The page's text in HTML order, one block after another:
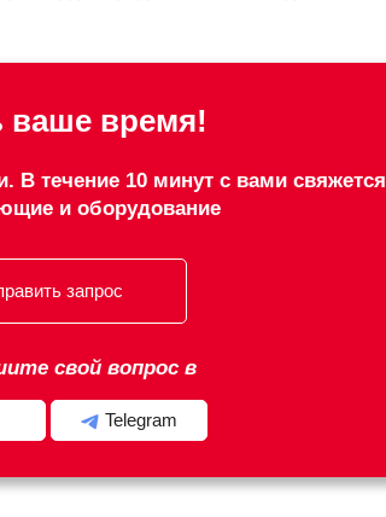
ваше время!
В течение 10 минут с вами свяжется
и оборудование
запрос
свой вопрос в
Telegram